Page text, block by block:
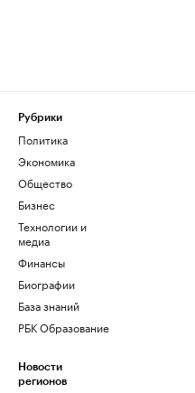
Рубрики
Политика
Экономика
Общество
Бизнес
Технологии и
медиа
Финансы
Биографии
База знаний
РБК Образование
Новости
регионов